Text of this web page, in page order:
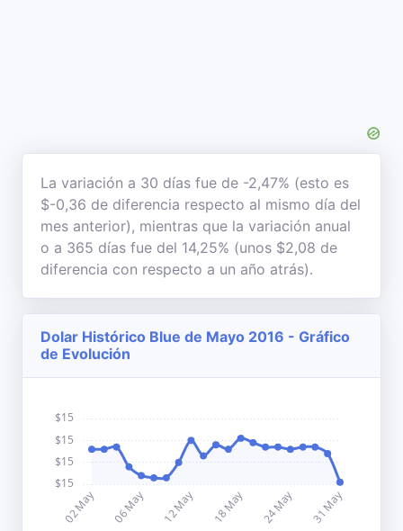
La variación a 30 días fue de -2,47% (esto es
$-0,36 de diferencia respecto al mismo día del
mes anterior), mientras que la variación anual
o a 365 días fue del 14,25% (unos $2,08 de
diferencia con respecto a un año atrás).
Dolar Histórico Blue de Mayo 2016 - Gráfico
de Evolución